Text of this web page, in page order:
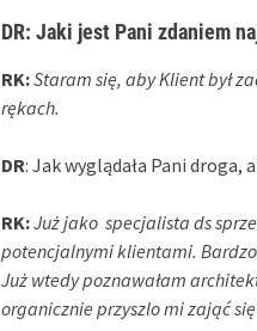
DR: Jaki jest Pani zdaniem
RK:Staram się, aby Klient był
rękach.
DR: Jak wyglądała Pani
RK:Już jako specjalista ds
potencjalnymi klientami. Bardzo
Już wtedy poznawałam
organicznie przyszlo mi zająć